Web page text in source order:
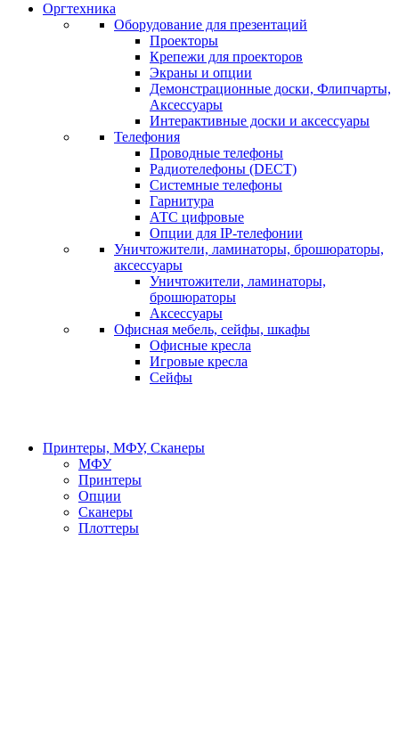
Оргтехника
Оборудование для презентаций
Проекторы
Крепежи для проекторов
Экраны и опции
Демонстрационные доски, Флипчарты,
Аксессуары
Интерактивные доски и аксессуары
Телефония
Проводные телефоны
Радиотелефоны (DECT)
Системные телефоны
Гарнитура
АТС цифровые
Опции для IP-телефонии
Уничтожители, ламинаторы, брошюраторы,
аксессуары
Уничтожители, ламинаторы,
брошюраторы
Аксессуары
Офисная мебель, сейфы, шкафы
Офисные кресла
Игровые кресла
Сейфы
Принтеры, МФУ, Сканеры
МФУ
Принтеры
Опции
Сканеры
Плоттеры